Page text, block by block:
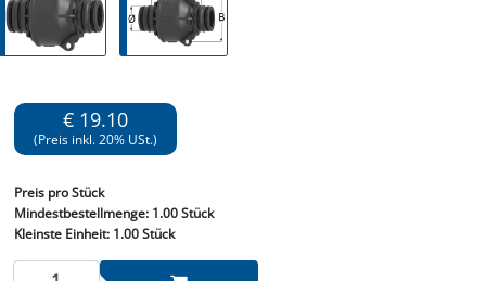
€ 19.10
(Preis inkl. 20% USt.)
Preis pro Stück
Mindestbestellmenge: 1.00 Stück
Kleinste Einheit:1.00 Stück